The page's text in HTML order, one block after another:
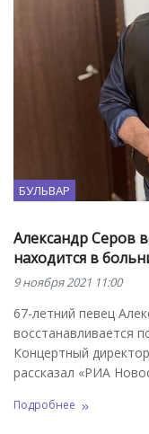
БУЛЬВАР
Александр Серов
находится в
9 ноября 2021 11:00
67-летний певец
восстанавливается
Концертный
рассказал «РИА
Подробнее